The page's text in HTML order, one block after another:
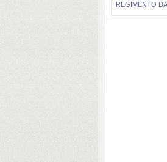
REGIMENTO